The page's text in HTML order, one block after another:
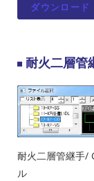
ダウンロード
耐火二層管
耐火二層管継手/
ル